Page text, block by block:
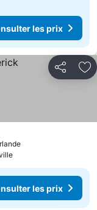
les prix
Partager
les prix